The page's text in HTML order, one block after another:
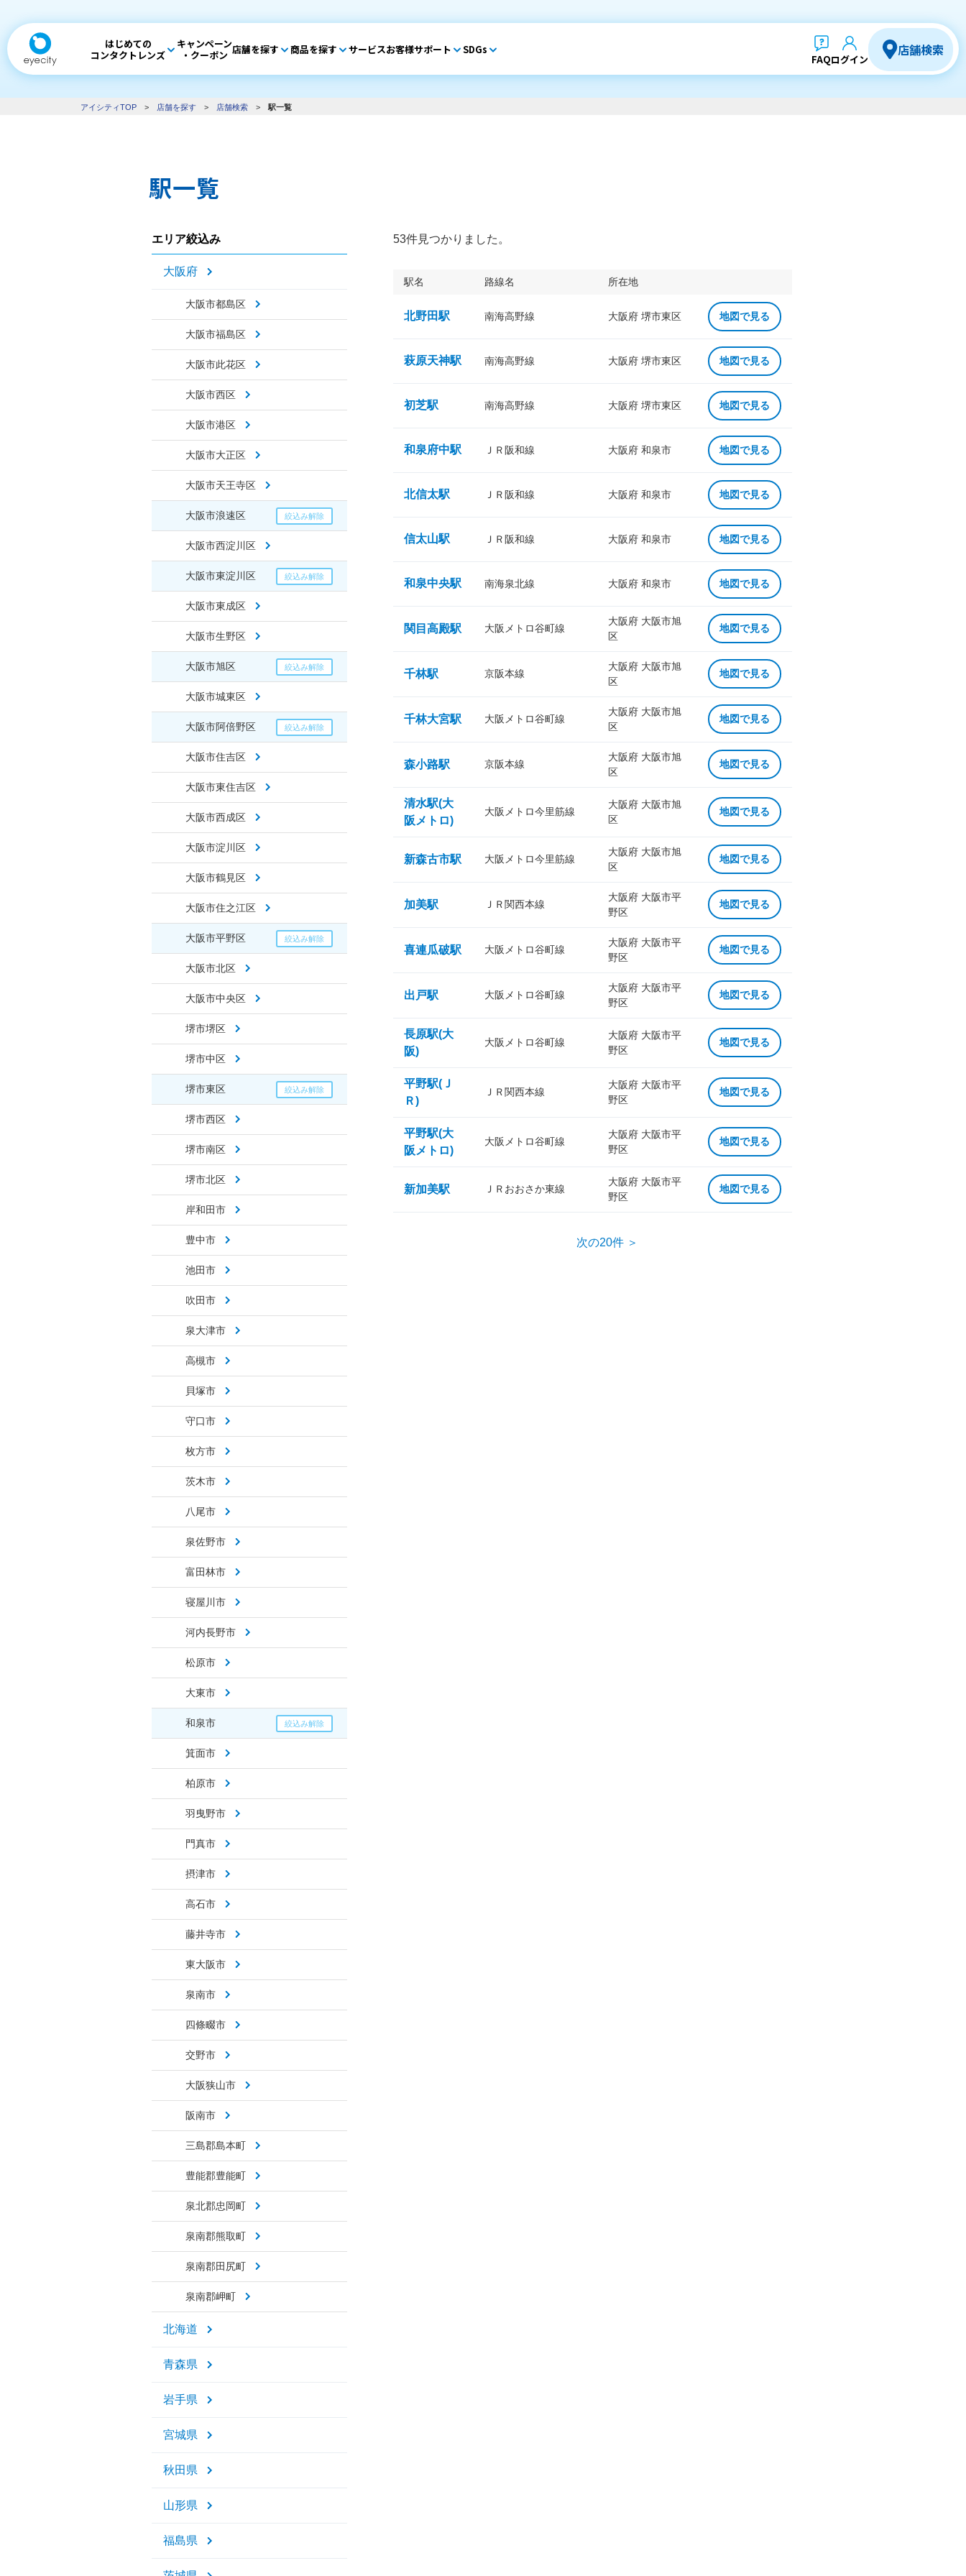
はじめての
コンタクトレンズ
キャンペーン
・クーポン 店舗を探す 商品を探す サービスお客様サポート SDGs
FAQログイン
店舗検索
アイシティTOP > 店舗を探す > 店舗検索 > 駅一覧
駅一覧
エリア絞込み
大阪府
大阪市都島区
大阪市福島区
大阪市此花区
大阪市西区
大阪市港区
大阪市大正区
大阪市天王寺区
大阪市浪速区
大阪市西淀川区
大阪市東淀川区
大阪市東成区
大阪市生野区
大阪市旭区
大阪市城東区
大阪市阿倍野区
大阪市住吉区
大阪市東住吉区
大阪市西成区
大阪市淀川区
大阪市鶴見区
大阪市住之江区
大阪市平野区
大阪市北区
大阪市中央区
堺市堺区
堺市中区
堺市東区
堺市西区
堺市南区
堺市北区
岸和田市
豊中市
池田市
吹田市
泉大津市
高槻市
貝塚市
守口市
枚方市
茨木市
八尾市
泉佐野市
富田林市
寝屋川市
河内長野市
松原市
大東市
和泉市
箕面市
柏原市
羽曳野市
門真市
摂津市
高石市
藤井寺市
東大阪市
泉南市
四條畷市
交野市
大阪狭山市
阪南市
三島郡島本町
豊能郡豊能町
泉北郡忠岡町
泉南郡熊取町
泉南郡田尻町
泉南郡岬町
北海道
青森県
岩手県
宮城県
秋田県
山形県
福島県
53件見つかりました。
駅名 路線名 所在地
北野田駅 南海高野線 大阪府 堺市東区 地図で見る
萩原天神駅 南海高野線 大阪府 堺市東区 地図で見る
初芝駅 南海高野線 大阪府 堺市東区 地図で見る
和泉府中駅 ＪＲ阪和線 大阪府 和泉市 地図で見る
北信太駅 ＪＲ阪和線 大阪府 和泉市 地図で見る
信太山駅 ＪＲ阪和線 大阪府 和泉市 地図で見る
和泉中央駅 南海泉北線 大阪府 和泉市 地図で見る
関目高殿駅 大阪メトロ谷町線
大阪府 大阪市旭
区
地図で見る
千林駅 京阪本線
大阪府 大阪市旭
区
地図で見る
千林大宮駅 大阪メトロ谷町線
大阪府 大阪市旭
区
地図で見る
森小路駅 京阪本線
大阪府 大阪市旭
区
地図で見る
清水駅(大
阪メトロ)
大阪メトロ今里筋線
大阪府 大阪市旭
区
地図で見る
新森古市駅 大阪メトロ今里筋線
大阪府 大阪市旭
区
地図で見る
加美駅 ＪＲ関西本線
大阪府 大阪市平
野区
地図で見る
喜連瓜破駅 大阪メトロ谷町線
大阪府 大阪市平
野区
地図で見る
出戸駅 大阪メトロ谷町線
大阪府 大阪市平
野区
地図で見る
長原駅(大
阪)
大阪メトロ谷町線
大阪府 大阪市平
野区
地図で見る
平野駅(Ｊ
Ｒ)
ＪＲ関西本線
大阪府 大阪市平
野区
地図で見る
平野駅(大
阪メトロ)
大阪メトロ谷町線
大阪府 大阪市平
野区
地図で見る
新加美駅 ＪＲおおさか東線
大阪府 大阪市平
野区
地図で見る
次の20件 ＞